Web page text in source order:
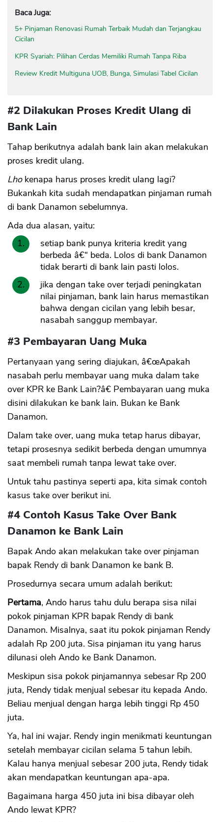
Baca Juga:
5+ Pinjaman Renovasi Rumah Terbaik Mudah dan Terjangkau
Cicilan
KPR Syariah: Pilihan Cerdas Memiliki Rumah Tanpa Riba
Review Kredit Multiguna UOB, Bunga, Simulasi Tabel Cicilan
#2 Dilakukan Proses Kredit Ulang di
Bank Lain
Tahap berikutnya adalah bank lain akan melakukan
proses kredit ulang.
Lhokenapa harus proses kredit ulang lagi?
Bukankah kita sudah mendapatkan pinjaman rumah
di bank Danamon sebelumnya.
Ada dua alasan, yaitu:
setiap bank punya kriteria kredit yang
berbeda â€“ beda. Lolos di bank Danamon
tidak berarti di bank lain pasti lolos.
jika dengan take over terjadi peningkatan
nilai pinjaman, bank lain harus memastikan
bahwa dengan cicilan yang lebih besar,
nasabah sanggup membayar.
#3 Pembayaran Uang Muka
Pertanyaan yang sering diajukan, â€œApakah
nasabah perlu membayar uang muka dalam take
over KPR ke Bank Lain?â€ Pembayaran uang muka
disini dilakukan ke bank lain. Bukan ke Bank
Danamon.
Dalam take over, uang muka tetap harus dibayar,
tetapi prosesnya sedikit berbeda dengan umumnya
saat membeli rumah tanpa lewat take over.
Untuk tahu pastinya seperti apa, kita simak contoh
kasus take over berikut ini.
#4 Contoh Kasus Take Over Bank
Danamon ke Bank Lain
Bapak Ando akan melakukan take over pinjaman
bapak Rendy di bank Danamon ke bank B.
Prosedurnya secara umum adalah berikut:
Pertama, Ando harus tahu dulu berapa sisa nilai
pokok pinjaman KPR bapak Rendy di bank
Danamon. Misalnya, saat itu pokok pinjaman Rendy
adalah Rp 200 juta. Sisa pinjaman itu yang harus
dilunasi oleh Ando ke Bank Danamon.
Meskipun sisa pokok pinjamannya sebesar Rp 200
juta, Rendy tidak menjual sebesar itu kepada Ando.
Beliau menjual dengan harga lebih tinggi Rp 450
juta.
Ya, hal ini wajar. Rendy ingin menikmati keuntungan
setelah membayar cicilan selama 5 tahun lebih.
Kalau hanya menjual sebesar 200 juta, Rendy tidak
akan mendapatkan keuntungan apa-apa.
Bagaimana harga 450 juta ini bisa dibayar oleh
Ando lewat KPR?